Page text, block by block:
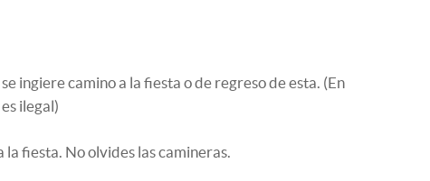
ingiere camino a la fiesta o de regreso de esta. (En
ilegal)
la fiesta. No olvides las camineras.